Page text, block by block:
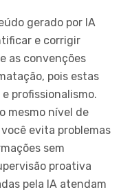
gerado por IA
e corrigir
as convenções
pois estas
profissionalismo.
mesmo nível de
evita problemas
sem
proativa
pela IA atendam